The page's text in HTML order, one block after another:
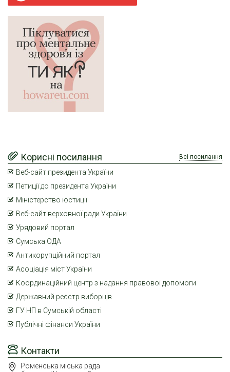
Контакти
Роменська міська рада
Корисні посилання Всі посилання
Веб-сайт президента України
Петиції до президента України
Міністерство юстиції
Веб-сайт верховної ради України
Урядовий портал
Сумська ОДА
Антикорупційний портал
Асоціація міст України
Координаційний центр з надання правової допомоги
Державний реєстр виборців
ГУ НП в Сумській області
Публічні фінанси України